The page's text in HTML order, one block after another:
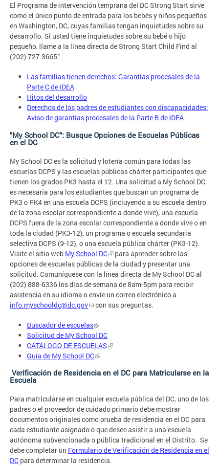
El Programa de intervención temprana del DC Strong Start sirve
como el único punto de entrada para los bebés y niños pequeños
en Washington, DC, cuyas familias tengan inquietudes sobre su
desarrollo. Si usted tiene inquietudes sobre su bebé o hijo
pequeño, llame a la línea directa de Strong Start Child Find al
(202) 727-3665."
Las familias tienen derechos: Garantías procesales de la
Parte C de IDEA
Hitos del desarrollo
Derechos de los padres de estudiantes con discapacidades:
Aviso de garantías procesales de la Parte B de IDEA
"My School DC": Busque Opciones de Escuelas Públicas
en el DC
My School DC es la solicitud y lotería común para todas las
escuelas DCPS y las escuelas públicas chárter participantes que
tienen los grados PK3 hasta el 12. Una solicitud a My School DC
es necesaria para los estudiantes que buscan un programa de
PK3 o PK4 en una escuela DCPS (incluyendo a su escuela dentro
de la zona escolar correspondiente a donde vive), una escuela
DCPS fuera de la zona escolar correspondiente a donde vive o en
toda la ciudad (PK3-12), un programa o escuela secundaria
selectiva DCPS (9-12), o una escuela pública chárter (PK3-12).
Visite el sitio web My School DC
para aprender sobre las
opciones de escuelas públicas de la ciudad y presentar una
solicitud. Comuníquese con la línea directa de My School DC al
(202) 888-6336 los días de semana de 8am-5pm para recibir
asistencia en su idioma o envíe un correo electrónico a
info.myschooldc@dc.gov
con sus preguntas.
Buscador de escuelas
Solicitud de My School DC
CATÁLOGO DE ESCUELAS
Guía de My School DC
Verificación de Residencia en el DC para Matricularse en la
Escuela
Para matricularse en cualquier escuela pública del DC, uno de los
padres o el proveedor de cuidado primario debe mostrar
documentos originales como prueba de residencia en el DC para
cada estudiante asignado o que desee asistir a una escuela
autónoma subvencionada o pública tradicional en el Distrito. Se
debe completar un Formulario de Verificación de Residencia en el
DC para determinar la residencia.